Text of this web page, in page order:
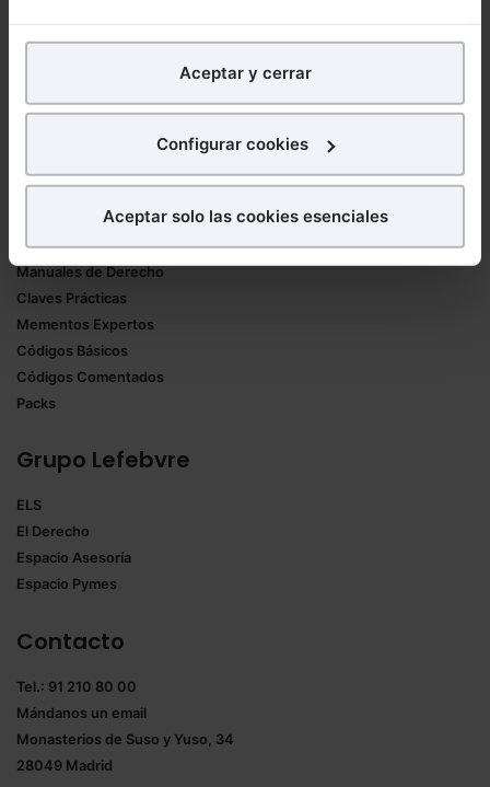
analíticospara tratar demejorar tu experienciaen
nuestra página web. También con fines publicitarios,
para poder mostrarte publicidad y contenidos de tu
¿Qué puedes hacer?
experiencia en la web sea óptima
Puedes
También puedes
seleccionar solo aquellas que quieras permitir en tu
Saber más acerca de las cookies
Aceptar y cerrar
Configurar cookies
Aceptar solo las cookies esenciales
Lefebvre
Librerías asociadas
Productos
Formularios Jurídicos
Manuales de Derecho
Claves Prácticas
Mementos Expertos
Códigos Básicos
Códigos Comentados
Packs
Grupo Lefebvre
ELS
El Derecho
Espacio Asesoría
Espacio Pymes
Contacto
Tel.: 91 210 80 00
Mándanos un email
Monasterios de Suso y Yuso, 34
28049 Madrid